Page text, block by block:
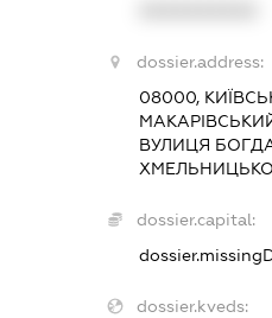
dossier.address:
08000,
ВУЛИЦЯ
dossier.capital:
dossier.kveds: